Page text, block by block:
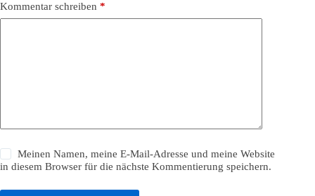
Kommentar schreiben *
Meinen Namen, meine E-Mail-Adresse und meine Website
in diesem Browser für die nächste Kommentierung speichern.